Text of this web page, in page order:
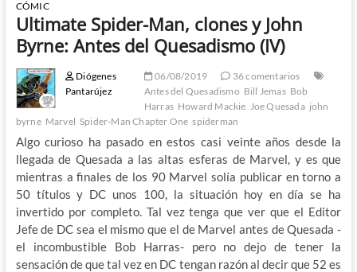
CÓMIC
Ultimate Spider-Man, clones y John
Byrne: Antes del Quesadismo (IV)
Diógenes
Pantarújez
06/08/2019
36 comentarios
Antes del Quesadismo Bill Jemas Bob
Harras Howard Mackie Joe Quesada john
byrne Marvel Spider-Man Chapter One spiderman
Algo curioso ha pasado en estos casi veinte años desde la
llegada de Quesada a las altas esferas de Marvel, y es que
mientras a finales de los 90 Marvel solía publicar en torno a
50 títulos y DC unos 100, la situación hoy en día se ha
invertido por completo. Tal vez tenga que ver que el Editor
Jefe de DC sea el mismo que el de Marvel antes de Quesada -
el incombustible Bob Harras- pero no dejo de tener la
sensación de que tal vez en DC tengan razón al decir que 52 es